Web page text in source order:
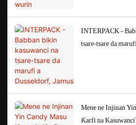
INTERPACK -
tsare-tsare da
Mene ne Injinan
Ƙarfi na